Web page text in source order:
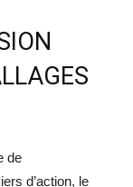
de
d’action, le